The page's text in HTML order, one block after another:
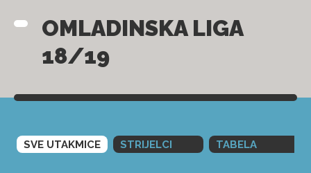
OMLADINSKA LIGA
18/19
SVE UTAKMICE STRIJELCI TABELA